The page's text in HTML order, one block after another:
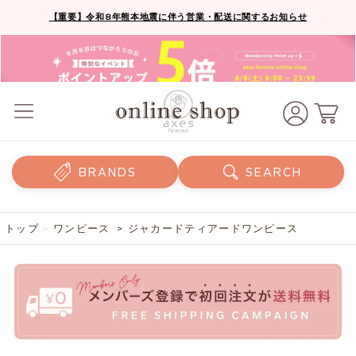
【重要】令和8年熊本地震に伴う営業・配送に関するお知らせ
BRANDS SEARCH
トップ > ワンピース > ジャカードティアードワンピース